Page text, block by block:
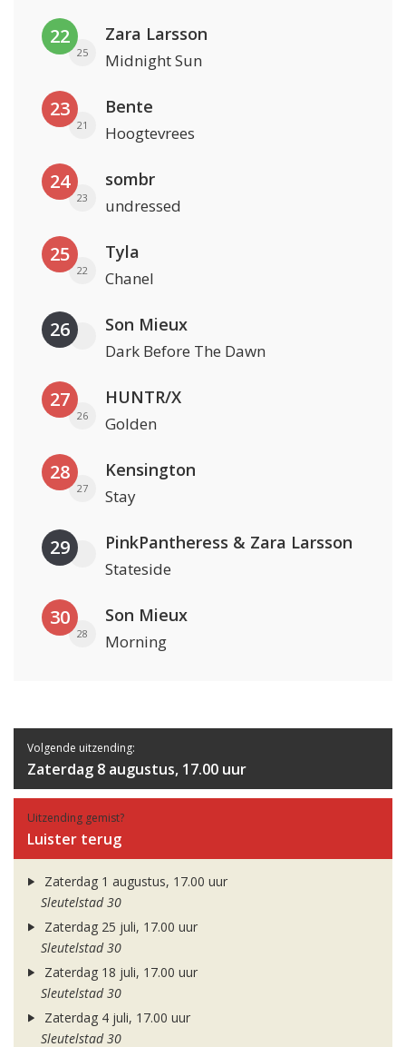
22
25
Zara Larsson
Midnight Sun
23
21
Bente
Hoogtevrees
24
23
sombr
undressed
25
22
Tyla
Chanel
26 Son Mieux
Dark Before The Dawn
27
26
HUNTR/X
Golden
28
27
Kensington
Stay
29 PinkPantheress & Zara Larsson
Stateside
30
28
Son Mieux
Morning
Volgende uitzending:
Zaterdag 8 augustus, 17.00 uur
Uitzending gemist?
Luister terug
Zaterdag 1 augustus, 17.00 uur
Sleutelstad 30
Zaterdag 25 juli, 17.00 uur
Sleutelstad 30
Zaterdag 18 juli, 17.00 uur
Sleutelstad 30
Zaterdag 4 juli, 17.00 uur
Sleutelstad 30